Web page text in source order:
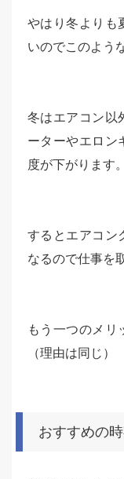
やはり冬よりも
いのでこのよう
冬はエアコン以
ーターやエロン
度が下がります。
するとエアコン
なるので仕事を
もう一つのメリ
（理由は同じ）
おすすめの